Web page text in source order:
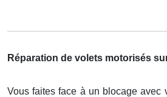
Réparation de volets motorisés
Vous faites face à un blocage avec